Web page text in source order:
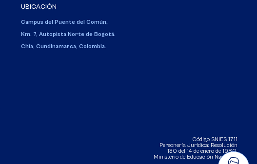
UBICACIÓN
Campus del Puente del Común,
Km. 7, Autopista Norte de Bogotá.
Chía, Cundinamarca, Colombia.
Código SNIES 1711
Personería Jurídica: Resolución
130 del 14 de enero de 1980.
Ministerio de Educación Nacional.